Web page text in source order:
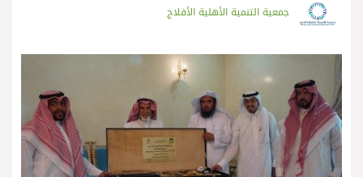
جمعية التنمية الأهلية الأفلاج